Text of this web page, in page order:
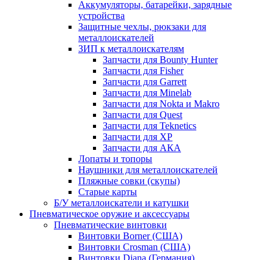
Аккумуляторы, батарейки, зарядные
устройства
Защитные чехлы, рюкзаки для
металлоискателей
ЗИП к металлоискателям
Запчасти для Bounty Hunter
Запчасти для Fisher
Запчасти для Garrett
Запчасти для Minelab
Запчасти для Nokta и Makro
Запчасти для Quest
Запчасти для Teknetics
Запчасти для XP
Запчасти для АКА
Лопаты и топоры
Наушники для металлоискателей
Пляжные совки (скупы)
Старые карты
Б/У металлоискатели и катушки
Пневматическое оружие и аксессуары
Пневматические винтовки
Винтовки Borner (США)
Винтовки Crosman (США)
Винтовки Diana (Германия)